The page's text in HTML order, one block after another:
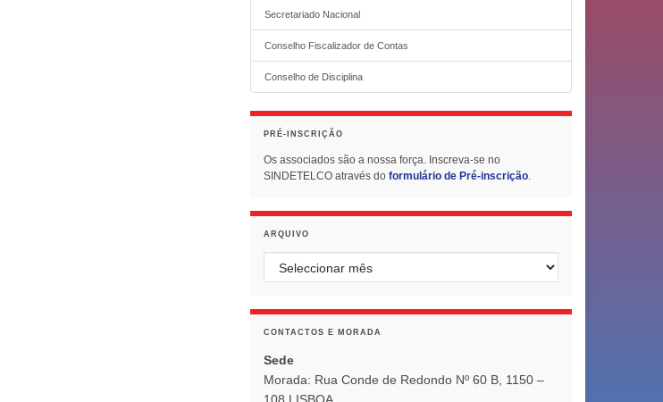
Secretariado Nacional
Conselho Fiscalizador de Contas
Conselho de Disciplina
PRÉ-INSCRIÇÃO
Os associados são a nossa força. Inscreva-se no
SINDETELCO através do formulário de Pré-inscrição.
ARQUIVO
CONTACTOS E MORADA
Sede
Morada: Rua Conde de Redondo Nº 60 B, 1150 –